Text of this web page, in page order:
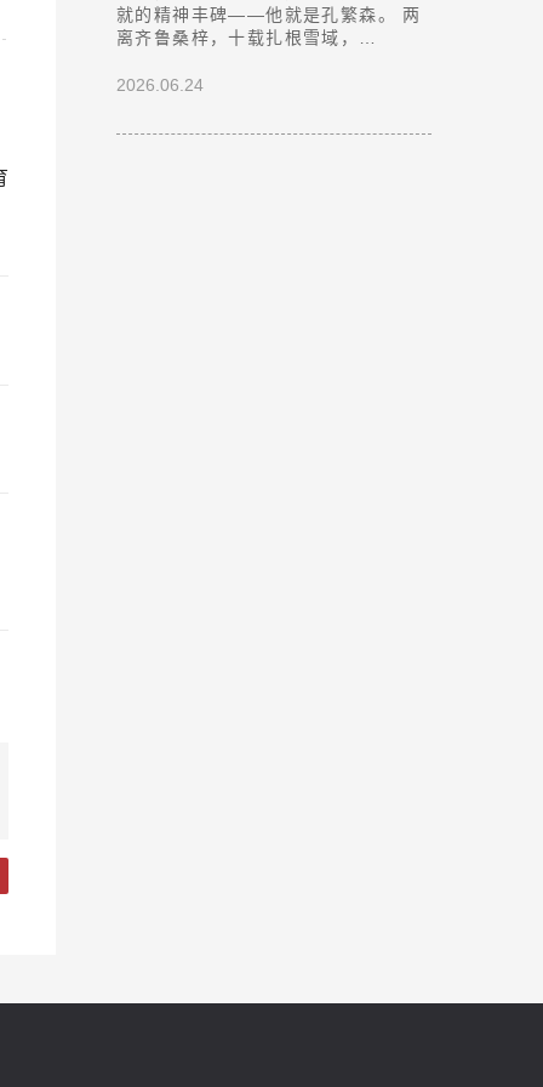
就的精神丰碑——他就是孔繁森。 两
离齐鲁桑梓，十载扎根雪域，…
2026.06.24